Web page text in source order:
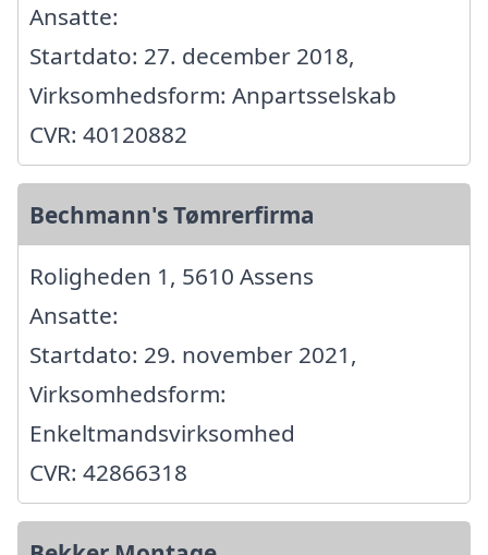
Ansatte:
Startdato: 27. december 2018,
Virksomhedsform: Anpartsselskab
CVR: 40120882
Bechmann's Tømrerfirma
Roligheden 1, 5610 Assens
Ansatte:
Startdato: 29. november 2021,
Virksomhedsform:
Enkeltmandsvirksomhed
CVR: 42866318